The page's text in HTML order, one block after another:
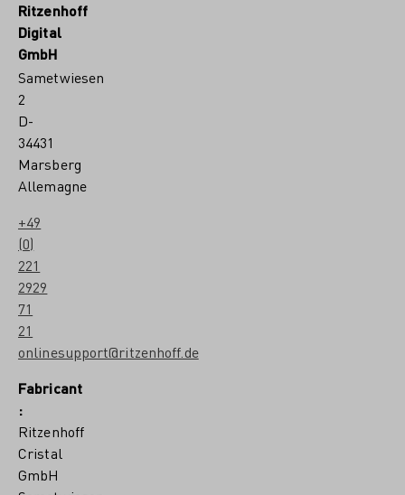
Ritzenhoff
Digital
GmbH
Sametwiesen
2
D-
34431
Marsberg
Allemagne
+49
(0)
221
2929
71
21
onlinesupport@ritzenhoff.de
Fabricant
:
Ritzenhoff
Cristal
GmbH